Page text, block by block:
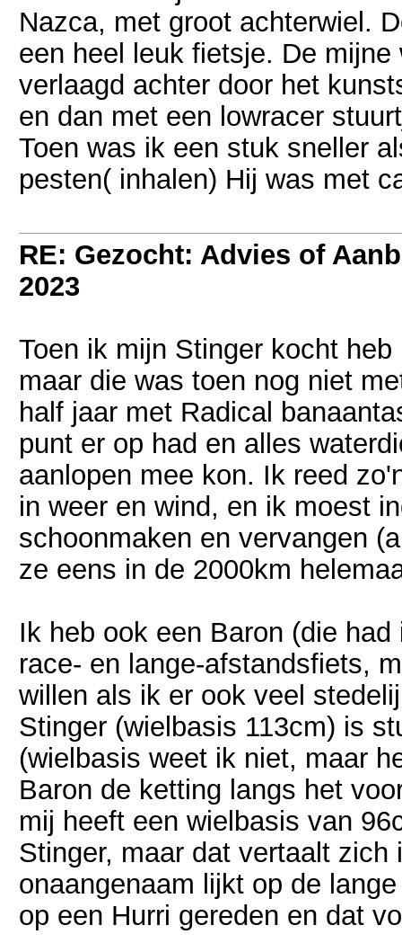
Nazca, met groot achterwiel.
een heel leuk fietsje. De
verlaagd achter door het
en dan met een lowracer
Toen was ik een stuk sneller
pesten( inhalen) Hij was met
RE: Gezocht: Advies of
2023
Toen ik mijn Stinger kocht
maar die was toen nog niet
half jaar met Radical
punt er op had en alles
aanlopen mee kon. Ik reed
in weer en wind, en ik moest
schoonmaken en vervangen
ze eens in de 2000km
Ik heb ook een Baron (die
race- en lange-afstandsfiets,
willen als ik er ook veel
Stinger (wielbasis 113cm) is
(wielbasis weet ik niet, maar
Baron de ketting langs het
mij heeft een wielbasis van
Stinger, maar dat vertaalt
onaangenaam lijkt op de
op een Hurri gereden en dat